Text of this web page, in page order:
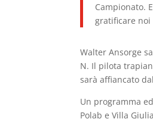
Campionato.
gratificare
Walter Ansorge
N. Il pilota
sarà affiancato
Un programma
Polab e Villa